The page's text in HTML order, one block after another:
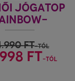
JÓGATOP
FT-tól
FT-tól